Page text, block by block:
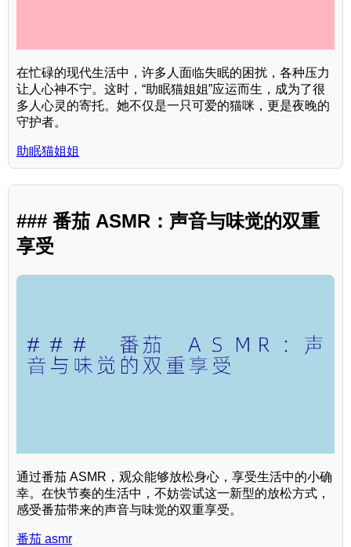
在忙碌的现代生活中，许多人面临失眠的困扰，各种压力
让人心神不宁。这时，“助眠猫姐姐”应运而生，成为了很
多人心灵的寄托。她不仅是一只可爱的猫咪，更是夜晚的
守护者。
助眠猫姐姐
### 番茄 ASMR：声音与味觉的双重
享受
通过番茄 ASMR，观众能够放松身心，享受生活中的小确
幸。在快节奏的生活中，不妨尝试这一新型的放松方式，
感受番茄带来的声音与味觉的双重享受。
番茄 asmr